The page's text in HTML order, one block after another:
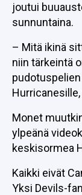
joutui
sunnuntaina.
– Mitä ikinä
niin tärkeintä
Monet
ylpeänä
keskisormea
Kaikki eivät
Yksi Devils-